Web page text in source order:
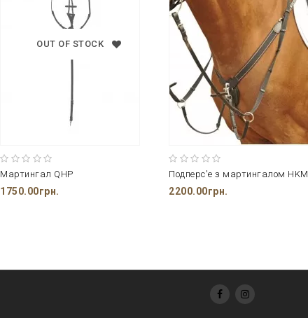
OUT OF STOCK
Мартингал QHP
1750.00грн.
Подперс'е з мартингалом HKM
2200.00грн.